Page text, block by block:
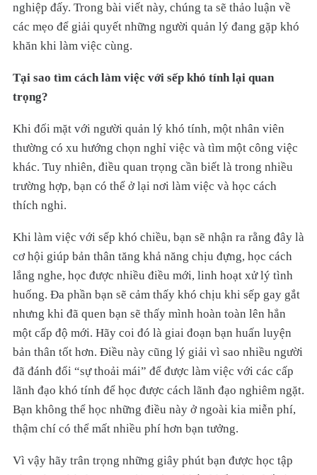
nghiệp đấy. Trong bài viết này, chúng ta sẽ thảo luận về
các mẹo để giải quyết những người quản lý đang gặp khó
khăn khi làm việc cùng.
Tại sao tìm cách làm việc với sếp khó tính lại quan
trọng?
Khi đối mặt với người quản lý khó tính, một nhân viên
thường có xu hướng chọn nghỉ việc và tìm một công việc
khác. Tuy nhiên, điều quan trọng cần biết là trong nhiều
trường hợp, bạn có thể ở lại nơi làm việc và học cách
thích nghi.
Khi làm việc với sếp khó chiều, bạn sẽ nhận ra rằng đây là
cơ hội giúp bản thân tăng khả năng chịu đựng, học cách
lắng nghe, học được nhiều điều mới, linh hoạt xử lý tình
huống. Đa phần bạn sẽ cảm thấy khó chịu khi sếp gay gắt
nhưng khi đã quen bạn sẽ thấy mình hoàn toàn lên hẳn
một cấp độ mới. Hãy coi đó là giai đoạn bạn huấn luyện
bản thân tốt hơn. Điều này cũng lý giải vì sao nhiều người
đã đánh đổi “sự thoải mái” để được làm việc với các cấp
lãnh đạo khó tính để học được cách lãnh đạo nghiêm ngặt.
Bạn không thể học những điều này ở ngoài kia miễn phí,
thậm chí có thể mất nhiều phí hơn bạn tưởng.
Vì vậy hãy trân trọng những giây phút bạn được học tập